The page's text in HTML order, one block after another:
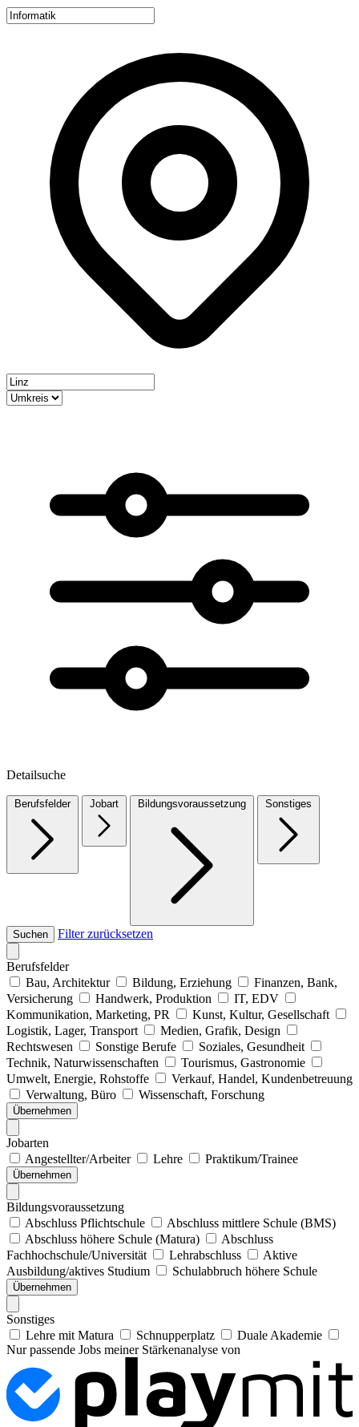
Detailsuche
Berufsfelder Jobart Bildungsvoraussetzung Sonstiges
Suchen Filter zurücksetzen
Berufsfelder
Bau, Architektur
Bildung, Erziehung
Finanzen, Bank,
Versicherung
Handwerk, Produktion
IT, EDV
Kommunikation, Marketing, PR
Kunst, Kultur, Gesellschaft
Logistik, Lager, Transport
Medien, Grafik, Design
Rechtswesen
Sonstige Berufe
Soziales, Gesundheit
Technik, Naturwissenschaften
Tourismus, Gastronomie
Umwelt, Energie, Rohstoffe
Verkauf, Handel, Kundenbetreuung
Verwaltung, Büro
Wissenschaft, Forschung
Übernehmen
Jobarten
Angestellter/Arbeiter
Lehre Praktikum/Trainee
Übernehmen
Bildungsvoraussetzung
Abschluss Pflichtschule
Abschluss mittlere Schule (BMS)
Abschluss höhere Schule (Matura)
Abschluss
Fachhochschule/Universität
Lehrabschluss
Aktive
Ausbildung/aktives Studium
Schulabbruch höhere Schule
Übernehmen
Sonstiges
Lehre mit Matura
Schnupperplatz
Duale Akademie
Nur passende Jobs meiner Stärkenanalyse von